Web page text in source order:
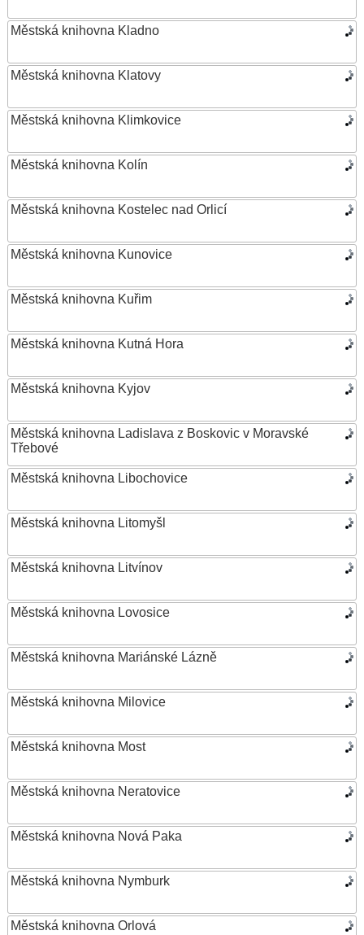
Městská knihovna Kladno
Městská knihovna Klatovy
Městská knihovna Klimkovice
Městská knihovna Kolín
Městská knihovna Kostelec nad Orlicí
Městská knihovna Kunovice
Městská knihovna Kuřim
Městská knihovna Kutná Hora
Městská knihovna Kyjov
Městská knihovna Ladislava z Boskovic v Moravské
Třebové
Městská knihovna Libochovice
Městská knihovna Litomyšl
Městská knihovna Litvínov
Městská knihovna Lovosice
Městská knihovna Mariánské Lázně
Městská knihovna Milovice
Městská knihovna Most
Městská knihovna Neratovice
Městská knihovna Nová Paka
Městská knihovna Nymburk
Městská knihovna Orlová